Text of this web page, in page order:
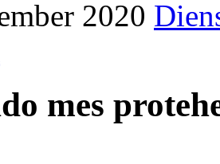
2020
mes